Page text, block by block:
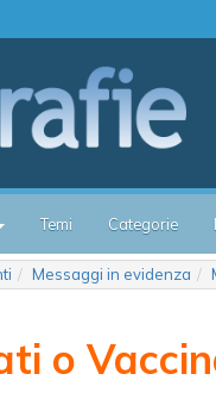
Temi Categorie
Messaggi in evidenza
o